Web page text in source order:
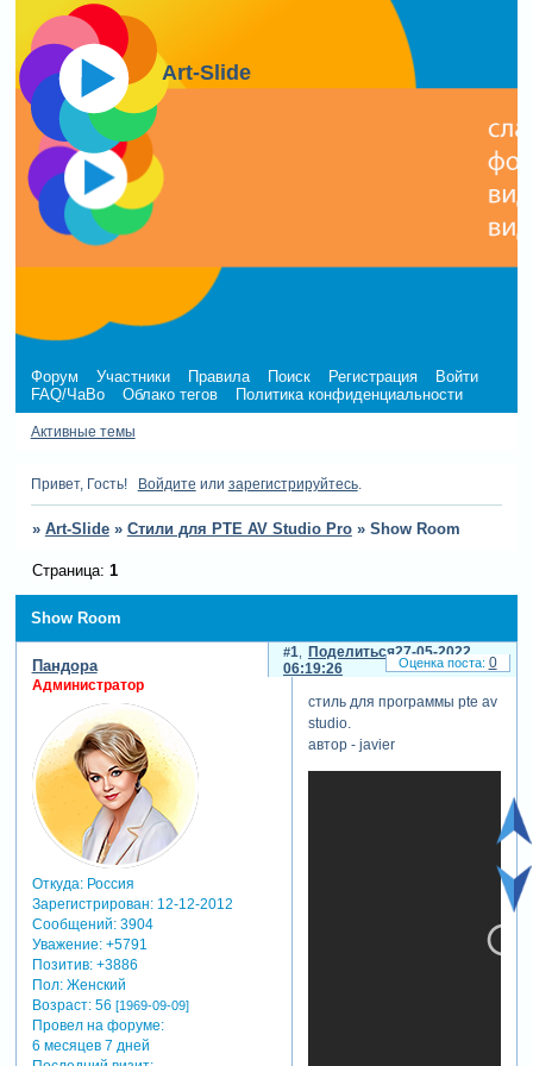
Art-Slide
Форум Участники Правила Поиск Регистрация
Войти
FAQ/ЧаВо
Облако тегов Политика конфиденциальности
Активные темы
Привет, Гость! Войдите или зарегистрируйтесь.
» Art-Slide » Стили для PTE AV Studio Pro » Show Room
Show Room
Страница: 1
Поделиться
1
27-05-2022
06:19:26
Пандора
Администратор
Откуда:Россия
Зарегистрирован: 12-12-2012
Сообщений:3904
Уважение: +5791
Позитив: +3886
Пол:Женский
Возраст:56 [1969-09-09]
Провел на форуме:
6 месяцев 7 дней
стиль для программы pte av
studio.
автор - javier
0